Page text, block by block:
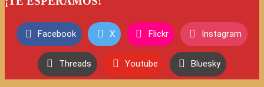
Facebook X Flickr Instagram
Threads Youtube Bluesky